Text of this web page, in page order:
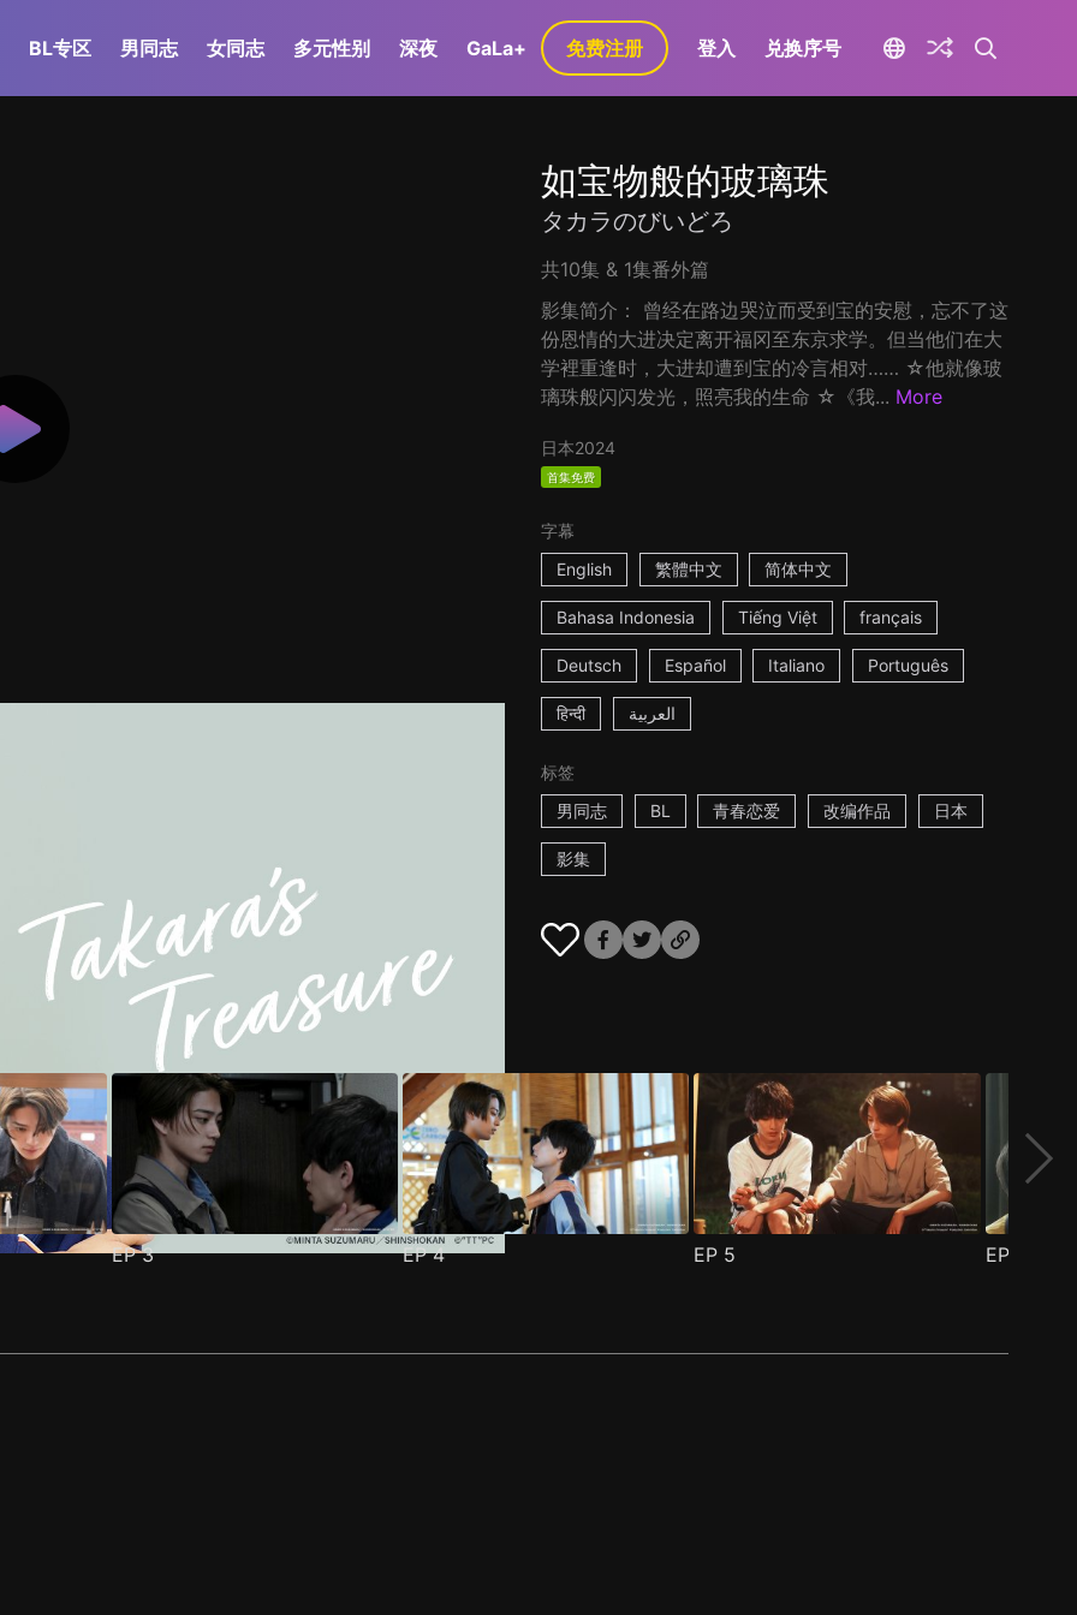
BL专区 男同志 女同志 多元性别 深夜 GaLa+ 免费注册 登入 兑换序号
如宝物般的玻璃珠
タカラのびいどろ
共10集 & 1集番外篇
影集简介： 曾经在路边哭泣而受到宝的安慰，忘不了这
份恩情的大进决定离开福冈至东京求学。但当他们在大
学裡重逢时，大进却遭到宝的冷言相对…… ☆他就像玻
璃珠般闪闪发光，照亮我的生命 ☆《我... More
日本2024
首集免费
字幕
English
繁體中文 简体中文
Bahasa Indonesia Tiếng Việt français
Deutsch Español Italiano Português
हिन्दी العربية
标签
男同志
BL 青春恋爱 改编作品 日本
影集
EP3 EP4 EP 5 EP